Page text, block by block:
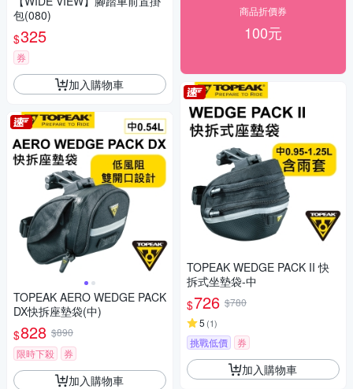
包(080)
$325
券
加入購物車
TOPEAK AERO WEDGE PACK
DX快拆座墊袋(中)
$828 $890
限時下殺
券
加入購物車
商品折價券
100元
TOPEAK WEDGE PACK II 快
拆式坐墊袋-中
$726 $780
5 (1)
挑戰低價 券
加入購物車